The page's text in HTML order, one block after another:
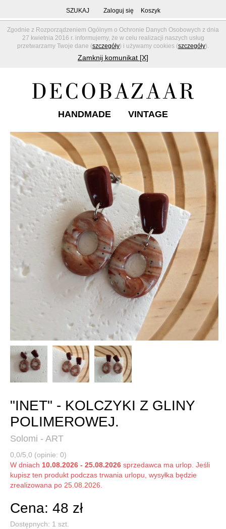
Zgodnie z Rozporządzeniem Ogólnym o Ochronie Danych Osobowych z dnia
27 kwietnia 2016 r. informujemy, że w celu realizacji naszych usług
przetwarzamy Twoje dane (szczegóły) i używamy cookies (szczegóły).
Zamknij komunikat [X]
SZUKAJ Zaloguj się Koszyk
HANDMADE VINTAGE
"INET" - KOLCZYKI Z GLINY
POLIMEROWEJ.
Solomi - ART
0,0/5,0 (opinie: 0)
W dniach 10.08.2026 - 25.08.2026 sprzedawca ma urlop. Jeśli
kupisz ten produkt podczas trwania urlopu, wysyłka będzie
zrealizowana po 25.08.2026.
Cena: 48 zł
Dostępnych: 1 szt.